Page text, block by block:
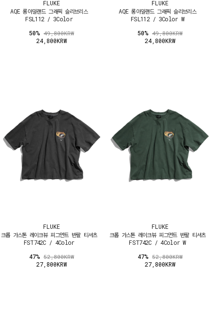
FLUKE
AQE 롱아일랜드 그래픽 슬리브리스
FSL112 / 3Color
50% 49,800KRW
24,800KRW
FLUKE
AQE 롱아일랜드 그래픽 슬리브리스
FSL112 / 3Color W
50% 49,800KRW
24,800KRW
FLUKE
크롭 가스톤 레이크뷰 피그먼트 반팔 티셔츠
FST742C / 4Color
47% 52,800KRW
27,800KRW
FLUKE
크롭 가스톤 레이크뷰 피그먼트 반팔 티셔츠
FST742C / 4Color W
47% 52,800KRW
27,800KRW